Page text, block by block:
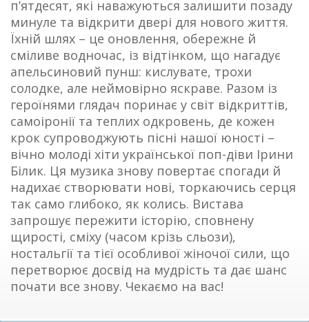
п’ятдесят, які наважуються залишити позаду
минуле та відкрити двері для нового життя.
Їхній шлях – це оновлення, обережне й
сміливе водночас, із відтінком, що нагадує
апельсиновий пунш: кислувате, трохи
солодке, але неймовірно яскраве. Разом із
героїнями глядач поринає у світ відкриттів,
самоіронії та теплих одкровень, де кожен
крок супроводжують пісні нашої юності –
вічно молоді хіти української поп-діви Ірини
Білик. Ця музика знову повертає спогади й
надихає створювати нові, торкаючись серця
так само глибоко, як колись. Вистава
запрошує пережити історію, сповнену
щирості, сміху (часом крізь сльози),
ностальгії та тієї особливої жіночої сили, що
перетворює досвід на мудрість та дає шанс
почати все знову. Чекаємо на вас!